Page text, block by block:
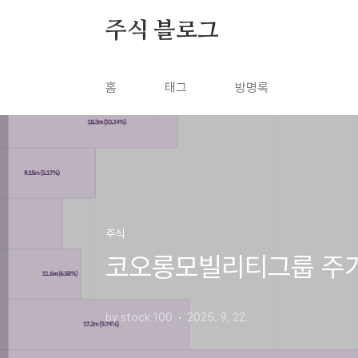
주식 블로그
홈 태그 방명록
주식
코오롱모빌리티그룹 주
by stock 100 2025. 9. 22.